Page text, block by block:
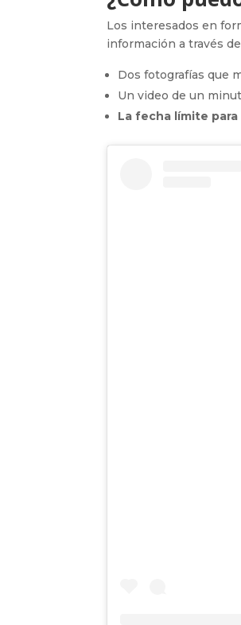
Los interesados en
información a través
Dos fotografías que
Un video de un
La fecha límite